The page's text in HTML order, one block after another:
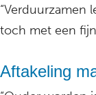
“Verduurzamen
toch met een
Aftakeling